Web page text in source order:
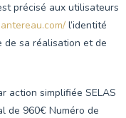
précisé aux utilisateurs
l’identité
sa réalisation et de
action simplifiée SELAS
de 960€ Numéro de